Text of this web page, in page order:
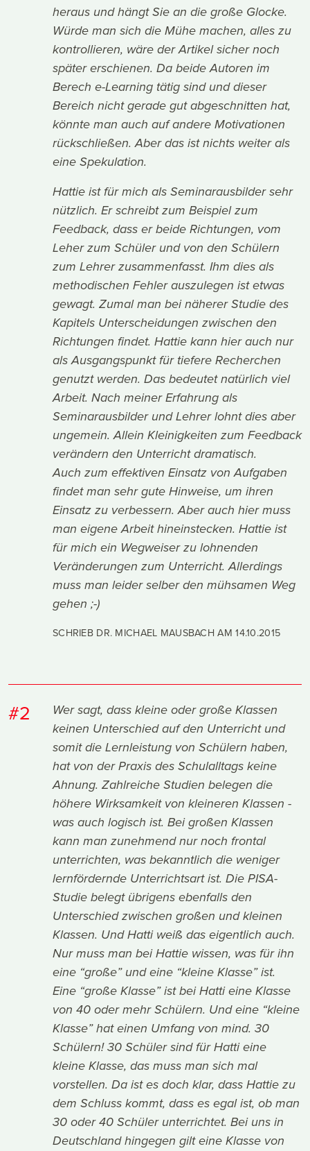
heraus und hängt Sie an die große Glocke.
Würde man sich die Mühe machen, alles zu
kontrollieren, wäre der Artikel sicher noch
später erschienen. Da beide Autoren im
Berech e-Learning tätig sind und dieser
Bereich nicht gerade gut abgeschnitten hat,
könnte man auch auf andere Motivationen
rückschließen. Aber das ist nichts weiter als
eine Spekulation.
Hattie ist für mich als Seminarausbilder sehr
nützlich. Er schreibt zum Beispiel zum
Feedback, dass er beide Richtungen, vom
Leher zum Schüler und von den Schülern
zum Lehrer zusammenfasst. Ihm dies als
methodischen Fehler auszulegen ist etwas
gewagt. Zumal man bei näherer Studie des
Kapitels Unterscheidungen zwischen den
Richtungen findet. Hattie kann hier auch nur
als Ausgangspunkt für tiefere Recherchen
genutzt werden. Das bedeutet natürlich viel
Arbeit. Nach meiner Erfahrung als
Seminarausbilder und Lehrer lohnt dies aber
ungemein. Allein Kleinigkeiten zum Feedback
verändern den Unterricht dramatisch.
Auch zum effektiven Einsatz von Aufgaben
findet man sehr gute Hinweise, um ihren
Einsatz zu verbessern. Aber auch hier muss
man eigene Arbeit hineinstecken. Hattie ist
für mich ein Wegweiser zu lohnenden
Veränderungen zum Unterricht. Allerdings
muss man leider selber den mühsamen Weg
gehen ;-)
SCHRIEB DR. MICHAEL MAUSBACH AM14.10.2015
#2
Wer sagt, dass kleine oder große Klassen
keinen Unterschied auf den Unterricht und
somit die Lernleistung von Schülern haben,
hat von der Praxis des Schulalltags keine
Ahnung. Zahlreiche Studien belegen die
höhere Wirksamkeit von kleineren Klassen -
was auch logisch ist. Bei großen Klassen
kann man zunehmend nur noch frontal
unterrichten, was bekanntlich die weniger
lernfördernde Unterrichtsart ist. Die PISA-
Studie belegt übrigens ebenfalls den
Unterschied zwischen großen und kleinen
Klassen. Und Hatti weiß das eigentlich auch.
Nur muss man bei Hattie wissen, was für ihn
eine “große” und eine “kleine Klasse” ist.
Eine “große Klasse” ist bei Hatti eine Klasse
von 40 oder mehr Schülern. Und eine “kleine
Klasse” hat einen Umfang von mind. 30
Schülern! 30 Schüler sind für Hatti eine
kleine Klasse, das muss man sich mal
vorstellen. Da ist es doch klar, dass Hattie zu
dem Schluss kommt, dass es egal ist, ob man
30 oder 40 Schüler unterrichtet. Bei uns in
Deutschland hingegen gilt eine Klasse von